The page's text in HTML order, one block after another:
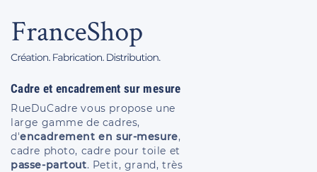
Cadre et encadrement sur mesure
RueDuCadre vous propose une
large gamme de cadres,
d'encadrement en sur-mesure,
cadre photo, cadre pour toile et
passe-partout. Petit, grand, très